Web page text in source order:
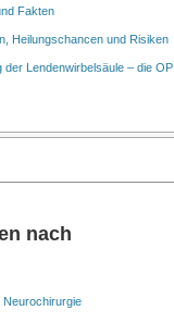
Fakten
Heilungschancen und Risiken
der Lendenwirbelsäule – die OP
nach
Neurochirurgie